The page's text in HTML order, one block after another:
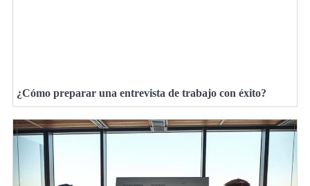
¿Cómo preparar una entrevista de trabajo con éxito?